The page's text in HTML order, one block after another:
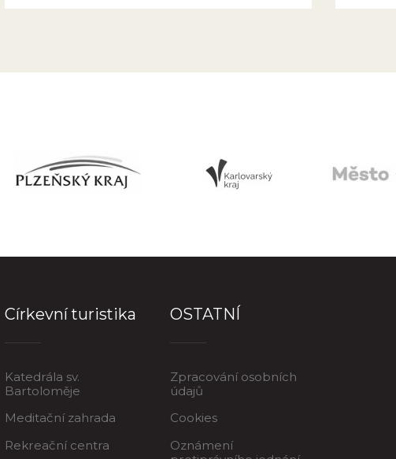
Církevní turistika
Katedrála sv.
Bartoloměje
Meditační zahrada
Rekreační centra
OSTATNÍ
Zpracování osobních
údajů
Cookies
Oznámení